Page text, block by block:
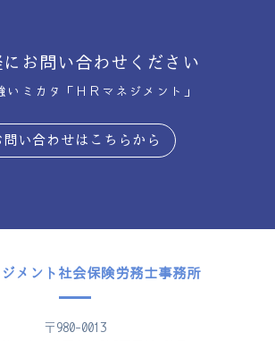
にお問い合わせください
いミカタ「 ＨＲマネジメント 」
問い合わせはこちらから
メント社会保険労務士事務所
〒980-0013